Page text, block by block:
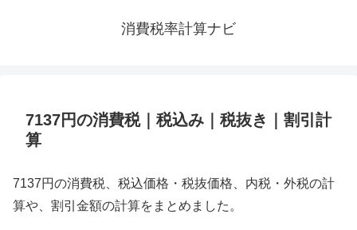
消費税率計算ナビ
7137円の消費税｜税込み｜税抜き｜割引計
算
7137円の消費税、税込価格・税抜価格、内税・外税の計
算や、割引金額の計算をまとめました。